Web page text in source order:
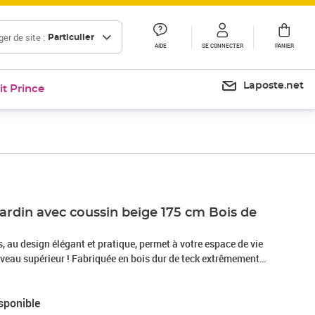
de site : Particulier
AIDE SE CONNECTER PANIER
Prince Laposte.net
avec coussin beige 175 cm Bois de
au design élégant et pratique, permet à votre espace de vie
supérieur ! Fabriquée en bois dur de teck extrêmement
en teck a été chevronnée, séchée au four puis finement
intempéries, ce qui le rend bien plus adapté aux